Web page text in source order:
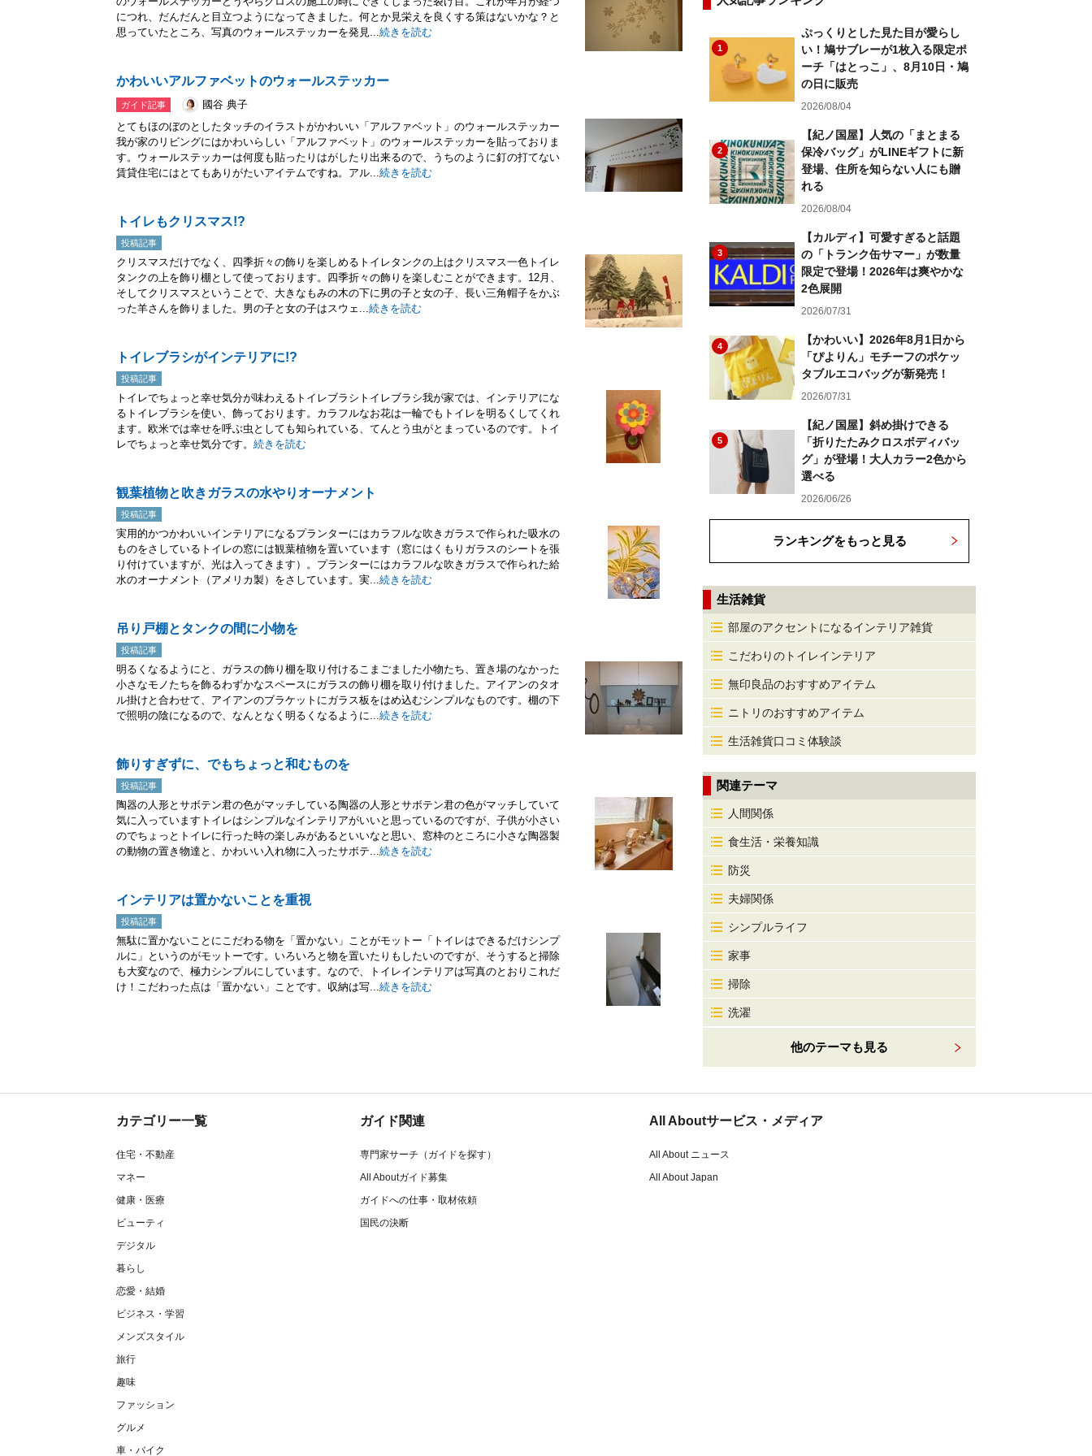
につれ、だんだんと目立つようになってきました。何とか見栄えを良くする策はないかな？と
思っていたところ、写真のウォールステッカーを発見...続きを読む
かわいいアルファベットのウォールステッカー
ガイド記事
國谷 典子
とてもほのぼのとしたタッチのイラストがかわいい「アルファベット」のウォールステッカー
我が家のリビングにはかわいらしい「アルファベット」のウォールステッカーを貼っておりま
す。ウォールステッカーは何度も貼ったりはがしたり出来るので、うちのように釘の打てない
賃貸住宅にはとてもありがたいアイテムですね。アル...続きを読む
トイレもクリスマス!?
投稿記事
クリスマスだけでなく、四季折々の飾りを楽しめるトイレタンクの上はクリスマス一色トイレ
タンクの上を飾り棚として使っております。四季折々の飾りを楽しむことができます。12月、
そしてクリスマスということで、大きなもみの木の下に男の子と女の子、長い三角帽子をかぶ
った羊さんを飾りました。男の子と女の子はスウェ...続きを読む
トイレブラシがインテリアに!?
投稿記事
トイレでちょっと幸せ気分が味わえるトイレブラシトイレブラシ我が家では、インテリアにな
るトイレブラシを使い、飾っております。カラフルなお花は一輪でもトイレを明るくしてくれ
ます。欧米では幸せを呼ぶ虫としても知られている、てんとう虫がとまっているのです。トイ
レでちょっと幸せ気分です。 続きを読む
観葉植物と吹きガラスの水やりオーナメント
投稿記事
実用的かつかわいいインテリアになるプランターにはカラフルな吹きガラスで作られた吸水の
ものをさしているトイレの窓には観葉植物を置いています（窓にはくもりガラスのシートを張
り付けていますが、光は入ってきます）。プランターにはカラフルな吹きガラスで作られた給
水のオーナメント（アメリカ製）をさしています。実...続きを読む
吊り戸棚とタンクの間に小物を
投稿記事
明るくなるようにと、ガラスの飾り棚を取り付けるこまごました小物たち、置き場のなかった
小さなモノたちを飾るわずかなスペースにガラスの飾り棚を取り付けました。アイアンのタオ
ル掛けと合わせて、アイアンのブラケットにガラス板をはめ込むシンプルなものです。棚の下
で照明の陰になるので、なんとなく明るくなるように...続きを読む
飾りすぎずに、でもちょっと和むものを
投稿記事
陶器の人形とサボテン君の色がマッチしている陶器の人形とサボテン君の色がマッチしていて
気に入っていますトイレはシンプルなインテリアがいいと思っているのですが、子供が小さい
のでちょっとトイレに行った時の楽しみがあるといいなと思い、窓枠のところに小さな陶器製
の動物の置き物達と、かわいい入れ物に入ったサボテ...続きを読む
インテリアは置かないことを重視
投稿記事
無駄に置かないことにこだわる物を「置かない」ことがモットー「トイレはできるだけシンプ
ルに」というのがモットーです。いろいろと物を置いたりもしたいのですが、そうすると掃除
も大変なので、極力シンプルにしています。なので、トイレインテリアは写真のとおりこれだ
け！こだわった点は「置かない」ことです。収納は写...続きを読む
1
ぷっくりとした見た目が愛らし
い！鳩サブレーが1枚入る限定ポ
ーチ「はとっこ」、8月10日・鳩
の日に販売
2026/08/04
2
【紀ノ国屋】人気の「まとまる
保冷バッグ」がLINEギフトに新
登場、住所を知らない人にも贈
れる
2026/08/04
3
【カルディ】可愛すぎると話題
の「トランク缶サマー」が数量
限定で登場！2026年は爽やかな
2色展開
2026/07/31
4
【かわいい】2026年8月1日から
「ぴよりん」モチーフのポケッ
タブルエコバッグが新発売！
2026/07/31
5
【紀ノ国屋】斜め掛けできる
「折りたたみクロスボディバッ
グ」が登場！大人カラー2色から
選べる
2026/06/26
ランキングをもっと見る
生活雑貨
部屋のアクセントになるインテリア雑貨
こだわりのトイレインテリア
無印良品のおすすめアイテム
ニトリのおすすめアイテム
生活雑貨口コミ体験談
関連テーマ
人間関係
食生活・栄養知識
防災
夫婦関係
シンプルライフ
家事
掃除
洗濯
他のテーマも見る
カテゴリー一覧
住宅・不動産
マネー
健康・医療
ビューティ
デジタル
暮らし
恋愛・結婚
ビジネス・学習
メンズスタイル
旅行
趣味
ファッション
グルメ
車・バイク
ガイド関連
専門家サーチ（ガイドを探す）
All Aboutガイド募集
ガイドへの仕事・取材依頼
国民の決断
All Aboutサービス・メディア
All About ニュース
All About Japan